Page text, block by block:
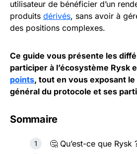
utilisateur de bénéficier d’un
produits dérivés, sans avoir à
des positions complexes.
Ce guide vous présente les
participer à l’écosystème Rysk
points, tout en vous exposant
général du protocole et ses
Sommaire
🤔 Qu’est-ce que Rysk